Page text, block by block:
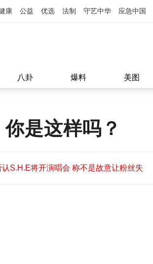
康 公益 优选 法制 守艺中华 应急中国
八卦 爆料 美图
是这样吗？
认S.H.E将开演唱会 称不是故意让粉丝失
S.H.E将开演唱会 称不是故意让粉丝失